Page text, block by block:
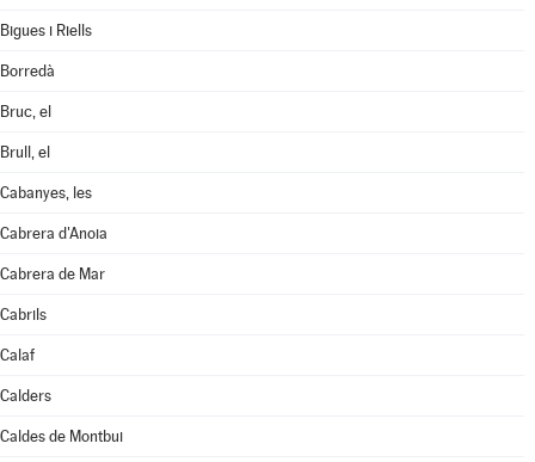
Bigues i Riells
Borredà
Bruc, el
Brull, el
Cabanyes, les
Cabrera d'Anoia
Cabrera de Mar
Cabrils
Calaf
Calders
Caldes de Montbui